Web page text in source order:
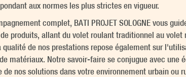
aux normes les plus strictes en vigueur.
complet, BATI PROJET SOLOGNE vous
produits, allant du volet roulant traditionnel au
de nos prestations repose également sur
matériaux. Notre savoir-faire se conjugue avec
nos solutions dans votre environnement urbain ou